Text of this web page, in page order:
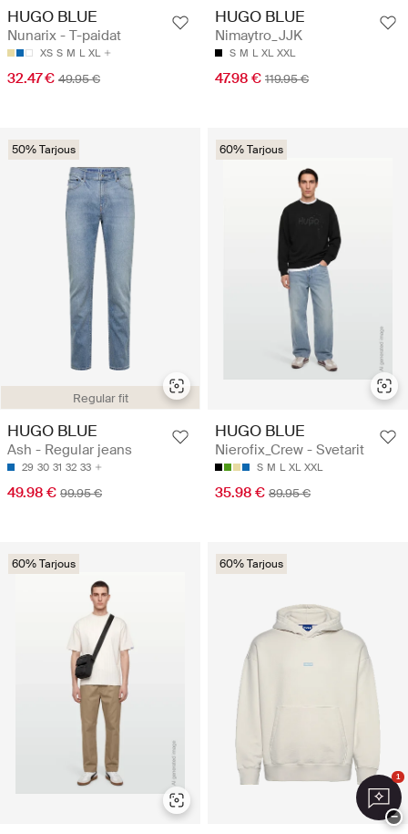
HUGO BLUE
Nunarix - T-paidat
XS S M L XL
32.47 € 49.95 €
HUGO BLUE
Nimaytro_JJK
S M L XL XXL
47.98 € 119.95 €
Regular fit
50% Tarjous
HUGO BLUE
Ash - Regular jeans
29 30 31 32 33
49.98 € 99.95 €
60% Tarjous
HUGO BLUE
Nierofix_Crew - Svetarit
S M L XL XXL
35.98 € 89.95 €
60% Tarjous 60% Tarjous
1
−